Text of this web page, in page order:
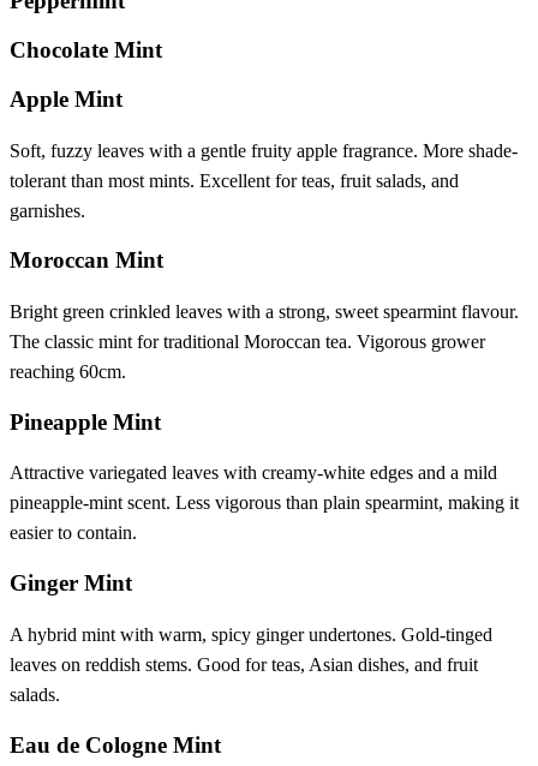
Chocolate Mint
Apple Mint
Soft, fuzzy leaves with a gentle fruity apple fragrance. More shade-
tolerant than most mints. Excellent for teas, fruit salads, and
garnishes.
Moroccan Mint
Bright green crinkled leaves with a strong, sweet spearmint flavour.
The classic mint for traditional Moroccan tea. Vigorous grower
reaching 60cm.
Pineapple Mint
Attractive variegated leaves with creamy-white edges and a mild
pineapple-mint scent. Less vigorous than plain spearmint, making it
easier to contain.
Ginger Mint
A hybrid mint with warm, spicy ginger undertones. Gold-tinged
leaves on reddish stems. Good for teas, Asian dishes, and fruit
salads.
Eau de Cologne Mint